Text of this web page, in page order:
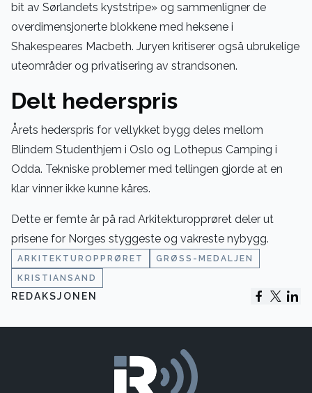
bit av Sørlandets kyststripe» og sammenligner de
overdimensjonerte blokkene med heksene i
Shakespeares Macbeth. Juryen kritiserer også ubrukelige
uteområder og privatisering av strandsonen.
Delt hederspris
Årets hederspris for vellykket bygg deles mellom
Blindern Studenthjem i Oslo og Lothepus Camping i
Odda. Tekniske problemer med tellingen gjorde at en
klar vinner ikke kunne kåres.
Dette er femte år på rad Arkitekturopprøret deler ut
prisene for Norges styggeste og vakreste nybygg.
ARKITEKTUROPPRØRET
GRØSS-MEDALJEN
KRISTIANSAND
REDAKSJONEN